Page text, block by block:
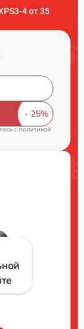
4 от 35
cполитикой